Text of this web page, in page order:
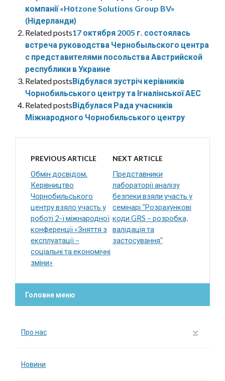
компанії «Hоtzone Solutions Group BV»
(Нідерланди)
Related posts17 октября 2005 г. состоялась
встреча руководства Чернобыльского центра
с представителями посольства Австрийской
республики в Украине
Related postsВідбулася зустріч керівників
Чорнобильського центру та Ігналінської АЕС
Related postsВідбулася Рада учасників
Міжнародного Чорнобильського центру
PREVIOUS ARTICLE
Обмін досвідом.
Керівництво
Чорнобильського
центру взяло участь у
роботі 2-ї міжнародної
конференції «Зняття з
експлуатації –
соціальні та економічні
зміни»
NEXT ARTICLE
Представники
лабораторії аналізу
безпеки взяли участь у
семінарі “Розрахункові
коди GRS – розробка,
валідація та
застосування”
Головне меню
Про нас
Новини